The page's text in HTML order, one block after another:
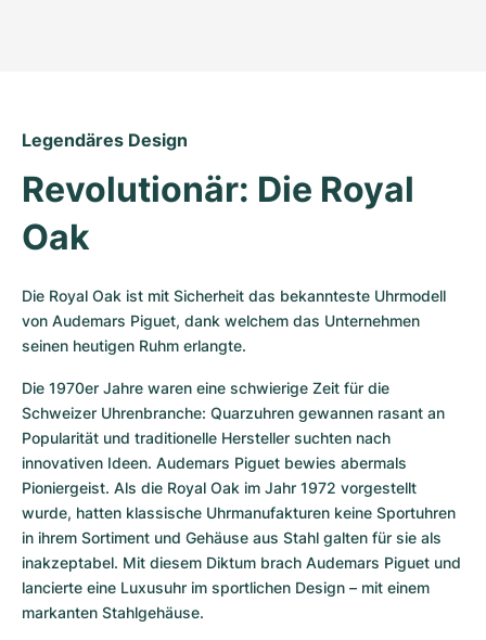
Legendäres Design
Revolutionär: Die Royal
Oak
Die Royal Oak ist mit Sicherheit das bekannteste Uhrmodell
von Audemars Piguet, dank welchem das Unternehmen
seinen heutigen Ruhm erlangte.
Die 1970er Jahre waren eine schwierige Zeit für die
Schweizer Uhrenbranche: Quarzuhren gewannen rasant an
Popularität und traditionelle Hersteller suchten nach
innovativen Ideen. Audemars Piguet bewies abermals
Pioniergeist. Als die Royal Oak im Jahr 1972 vorgestellt
wurde, hatten klassische Uhrmanufakturen keine Sportuhren
in ihrem Sortiment und Gehäuse aus Stahl galten für sie als
inakzeptabel. Mit diesem Diktum brach Audemars Piguet und
lancierte eine Luxusuhr im sportlichen Design – mit einem
markanten Stahlgehäuse.